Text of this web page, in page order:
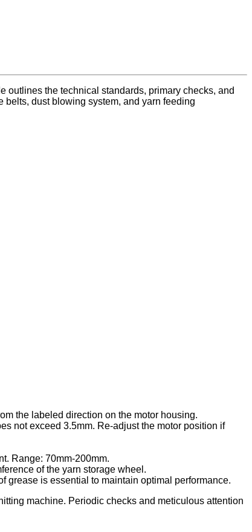
outlines the technical standards, primary checks, and
belts, dust blowing system, and yarn feeding
the labeled direction on the motor housing.
not exceed 3.5mm. Re-adjust the motor position if
Range: 70mm-200mm.
of the yarn storage wheel.
grease is essential to maintain optimal performance.
machine. Periodic checks and meticulous attention